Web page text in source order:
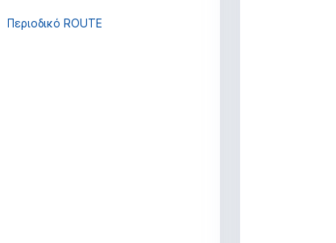
Περιοδικό ROUTE